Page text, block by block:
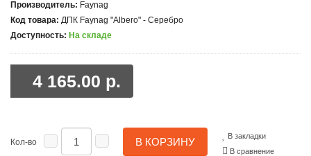
Производитель: Faynag
Код товара: ДПК Faynag "Albero" - Серебро
Доступность: На складе
4 165.00 р.
Кол-во В КОРЗИНУ
В закладки
В сравнение